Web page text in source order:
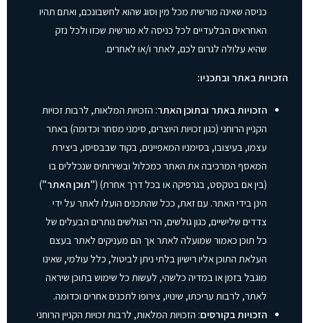
כניסה שאינה מורשית מכל מין וסוג שהוא לחשבונכם, ואתם תהיו
האחראים הבלעדיים לכל כניסה לא מורשית שכזו ולכל נזק
שהיא עלולה לגרום לכם, לאתר ו/או לאחרים.
הזכויות באתר ובתכניו:
הזכויות באתר ובתוכן האתר: הזכויות המלאות, לרבות זכויות
הקניין הרוחני (כגון זכויות היוצרים, סימני מסחר וכדומה) באתר
עצמו, בעיצובו, בסימניו המאפיינים, בקוד שבבסיסו, ביצירת
המאסף המרכיבה את האתר כמכלול ובשירותים שנכללים בו
(בין אם בטקסט, בגרפיקה או בכל דרך אחרת) ("תוכן האתר")
הינן בידי האתר. עם זאת, ככל שהתכנים הועלו לאתר על ידי
צדדים שלישיים, כגון גולשים, הרי הגולשים נותרים הבעלים של
כל תוכן כאמור שמועלה לאתר אך הם מעניקים לאתר בעצם
העלאת התוכן אליו רישיון בלתי ניתן לביטול, כלל עולמי, שאינו
מוגבל בזמן או במדיה כלשהי, לעשות כל שימוש בתוכן שיראה
לאתר, לרבות עריכתו, שינויו, צירופו לתכנים אחרים וכדומה.
הזכויות בקורסים: הזכויות המלאות, לרבות זכויות הקניין הרוחני